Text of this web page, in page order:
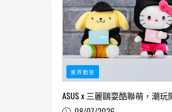
業界動態
ASUS x 三麗鷗耍酷聯萌，潮玩